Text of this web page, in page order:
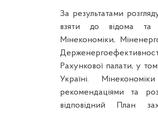
За результатами
взяти до відома та
Мінекономіки,
Рахункової палати, у
Україні.
рекомендаціями та
відповідний План